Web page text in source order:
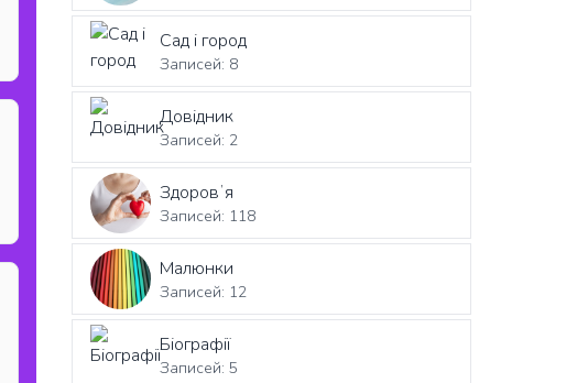
Сад і город
Записей: 8
Довідник
Записей: 2
Здоровʼя
Записей: 118
Малюнки
Записей: 12
Біографії
Записей: 5